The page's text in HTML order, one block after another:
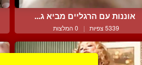
אוננות עם הרגליים מביא ג...
5339 צפיות | 0 המלצות